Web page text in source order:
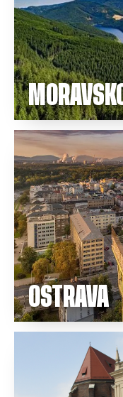
OSTRAVA